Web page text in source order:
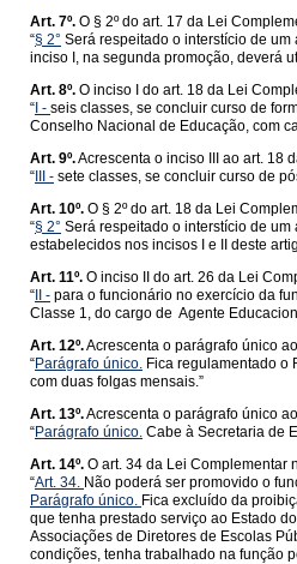
Art. 7º. O § 2º do art. 17 da Lei
“§ 2° Será respeitado o interstício de
inciso I, na segunda promoção, deverá
Art. 8º. O inciso I do art. 18 da Lei
“ I - seis classes, se concluir curso de
Conselho Nacional de Educação, com
Art. 9º.Acrescenta o inciso III ao art. 18
“ III - sete classes, se concluir curso de
Art. 10º. O § 2º do art. 18 da Lei
“§ 2° Será respeitado o interstício de
estabelecidos nos incisos I e II deste
Art. 11º. O inciso II do art. 26 da Lei
“ II - para o funcionário no exercício da
Classe 1, do cargo de Agente
Art. 12º.Acrescenta o parágrafo único
“Parágrafo único. Fica regulamentado o
com duas folgas mensais.”
Art. 13º.Acrescenta o parágrafo único
“Parágrafo único. Cabe à Secretaria de
Art. 14º. O art. 34 da Lei Complementar
“Art. 34. Não poderá ser promovido o
Parágrafo único. Fica excluído da
que tenha prestado serviço ao Estado
Associações de Diretores de Escolas
condições, tenha trabalhado na função